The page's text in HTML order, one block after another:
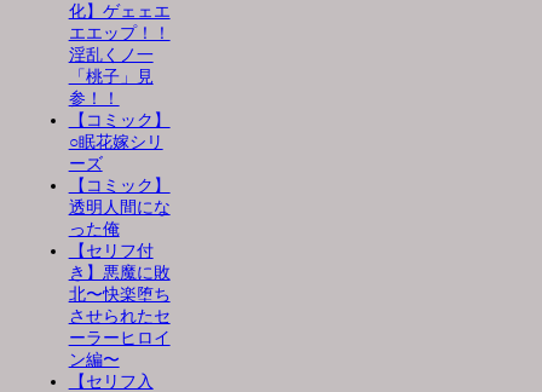
化】ゲェェエ
エエップ！！
淫乱くノ一
「桃子」見
参！！
【コミック】
○眠花嫁シリ
ーズ
【コミック】
透明人間にな
った俺
【セリフ付
き】悪魔に敗
北〜快楽堕ち
させられたセ
ーラーヒロイ
ン編〜
【セリフ入